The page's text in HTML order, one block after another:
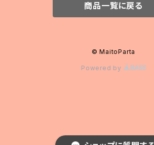
商品一覧に戻る
© MaitoParta
Powered by